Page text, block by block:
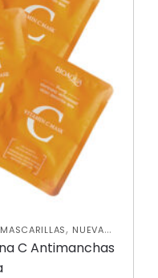
MASCARILLAS, NUEVA
CARE FACIAL
C Antimanchas